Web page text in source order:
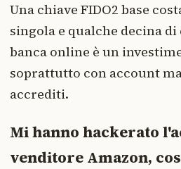
Una chiave FIDO2 base
singola e qualche decina di
banca online è un
soprattutto con account
accrediti.
Mi hanno hackerato
venditore Amazon,